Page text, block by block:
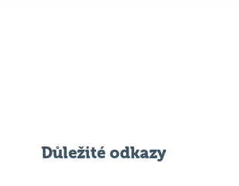
Důležité odkazy